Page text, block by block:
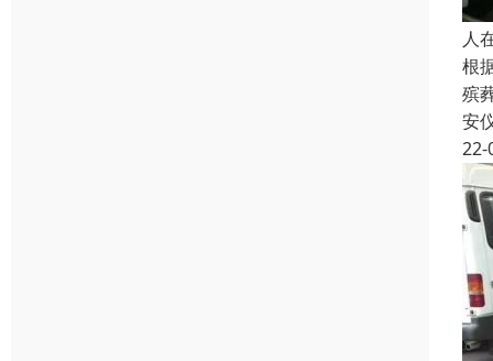
人
根
殡
安
22-